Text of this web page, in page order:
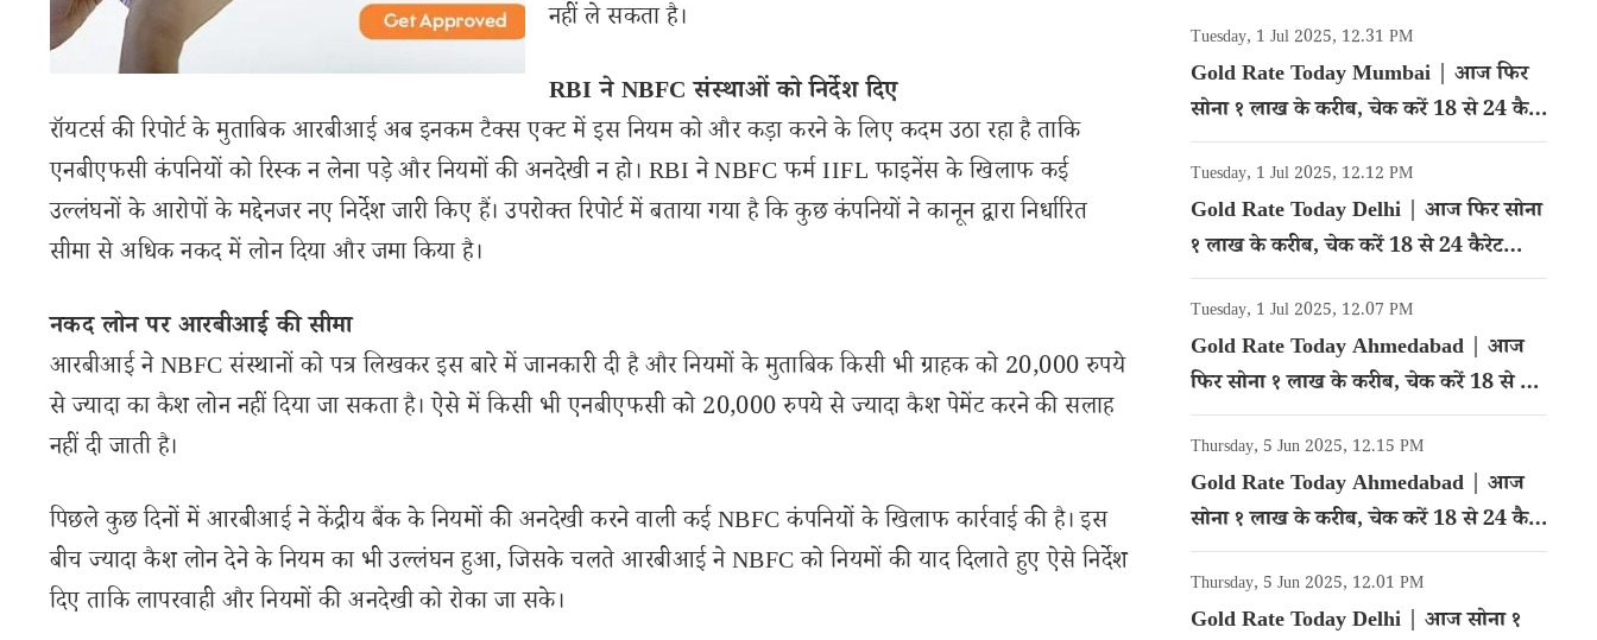
नहीं ले सकता है।
RBI ने NBFC संस्थाओं को निर्देश दिए
रॉयटर्स की रिपोर्ट के मुताबिक आरबीआई अब इनकम टैक्स एक्ट में इस नियम को और कड़ा करने के लिए कदम उठा रहा है ताकि
एनबीएफसी कंपनियों को रिस्क न लेना पड़े और नियमों की अनदेखी न हो। RBI ने NBFC फर्म IIFL फाइनेंस के खिलाफ कई
उल्लंघनों के आरोपों के मद्देनजर नए निर्देश जारी किए हैं। उपरोक्त रिपोर्ट में बताया गया है कि कुछ कंपनियों ने कानून द्वारा निर्धारित
सीमा से अधिक नकद में लोन दिया और जमा किया है।
नकद लोन पर आरबीआई की सीमा
आरबीआई ने NBFC संस्थानों को पत्र लिखकर इस बारे में जानकारी दी है और नियमों के मुताबिक किसी भी ग्राहक को 20,000 रुपये
से ज्यादा का कैश लोन नहीं दिया जा सकता है। ऐसे में किसी भी एनबीएफसी को 20,000 रुपये से ज्यादा कैश पेमेंट करने की सलाह
नहीं दी जाती है।
पिछले कुछ दिनों में आरबीआई ने केंद्रीय बैंक के नियमों की अनदेखी करने वाली कई NBFC कंपनियों के खिलाफ कार्रवाई की है। इस
बीच ज्यादा कैश लोन देने के नियम का भी उल्लंघन हुआ, जिसके चलते आरबीआई ने NBFC को नियमों की याद दिलाते हुए ऐसे निर्देश
दिए ताकि लापरवाही और नियमों की अनदेखी को रोका जा सके।
Tuesday, 1 Jul 2025, 12.31 PM
Gold Rate Today Mumbai | आज फिर
सोना १ लाख के करीब, चेक करें 18 से 24 कैरेट
गोल्ड का रेट
Tuesday, 1 Jul 2025, 12.12 PM
Gold Rate Today Delhi | आज फिर सोना
१ लाख के करीब, चेक करें 18 से 24 कैरेट
गोल्ड का रेट
Tuesday, 1 Jul 2025, 12.07 PM
Gold Rate Today Ahmedabad | आज
फिर सोना १ लाख के करीब, चेक करें 18 से 24
कैरेट गोल्ड का रेट
Thursday, 5 Jun 2025, 12.15 PM
Gold Rate Today Ahmedabad | आज
सोना १ लाख के करीब, चेक करें 18 से 24 कैरेट
गोल्ड का रेट
Thursday, 5 Jun 2025, 12.01 PM
Gold Rate Today Delhi | आज सोना १